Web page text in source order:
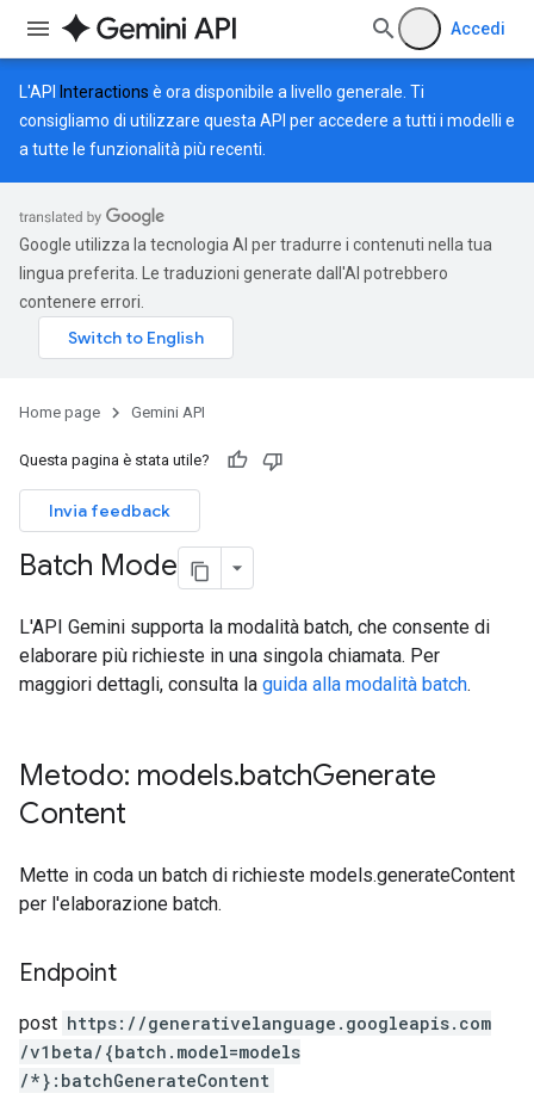
Accedi
L'API Interactions è ora disponibile a livello generale. Ti
consigliamo di utilizzare questa API per accedere a tutti i modelli e
a tutte le funzionalità più recenti.
Google utilizza la tecnologia AI per tradurre i contenuti nella tua
lingua preferita. Le traduzioni generate dall'AI potrebbero
contenere errori.
Home page Gemini API
Questa pagina è stata utile?
Invia feedback
Batch Mode
L'API Gemini supporta la modalità batch, che consente di
elaborare più richieste in una singola chiamata. Per
maggiori dettagli, consulta la guida alla modalità batch.
Metodo: models.batchGenerate
Content
Mette in coda un batch di richieste models.generateContent
per l'elaborazione batch.
Endpoint
post https: / /generativelanguage.googleapis.com
/v1beta/{batch.model=models
/*}:batchGenerateContent